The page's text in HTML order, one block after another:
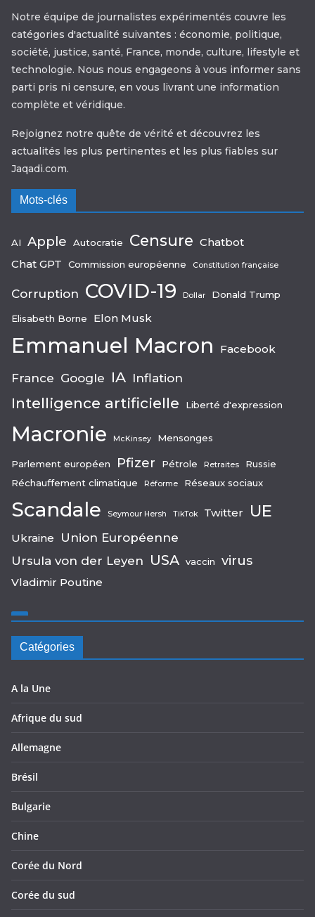
Notre équipe de journalistes expérimentés couvre les
catégories d'actualité suivantes : économie, politique,
société, justice, santé, France, monde, culture, lifestyle et
technologie. Nous nous engageons à vous informer sans
parti pris ni censure, en vous livrant une information
complète et véridique.
Rejoignez notre quête de vérité et découvrez les
actualités les plus pertinentes et les plus fiables sur
Jaqadi.com.
Mots-clés
AI Apple Autocratie Censure Chatbot
Chat GPT
Commission européenne Constitution française
Corruption COVID-19 Dollar Donald Trump
Elisabeth Borne Elon Musk
Emmanuel Macron Facebook
France Google IA Inflation
Intelligence artificielle Liberté d'expression
Macronie McKinsey Mensonges
Parlement européen Pfizer Pétrole Retraites
Russie
Réchauffement climatique
Réforme Réseaux sociaux
Scandale Seymour Hersh TikTok Twitter UE
Ukraine
Union Européenne
Ursula von der Leyen USA vaccin virus
Vladimir Poutine
Catégories
A la Une
Afrique du sud
Allemagne
Brésil
Bulgarie
Chine
Corée du Nord
Corée du sud